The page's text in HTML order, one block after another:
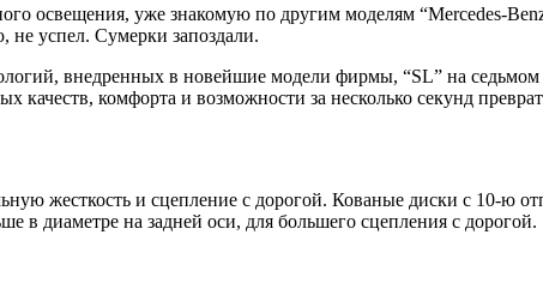
освещения, уже знакомую по другим моделям “Mercedes-
не успел. Сумерки запоздали.
внедренных в новейшие модели фирмы, “SL” на
качеств, комфорта и возможности за несколько секунд
жесткость и сцепление с дорогой. Кованые диски с 10-ю
диаметре на задней оси, для большего сцепления с дорогой.